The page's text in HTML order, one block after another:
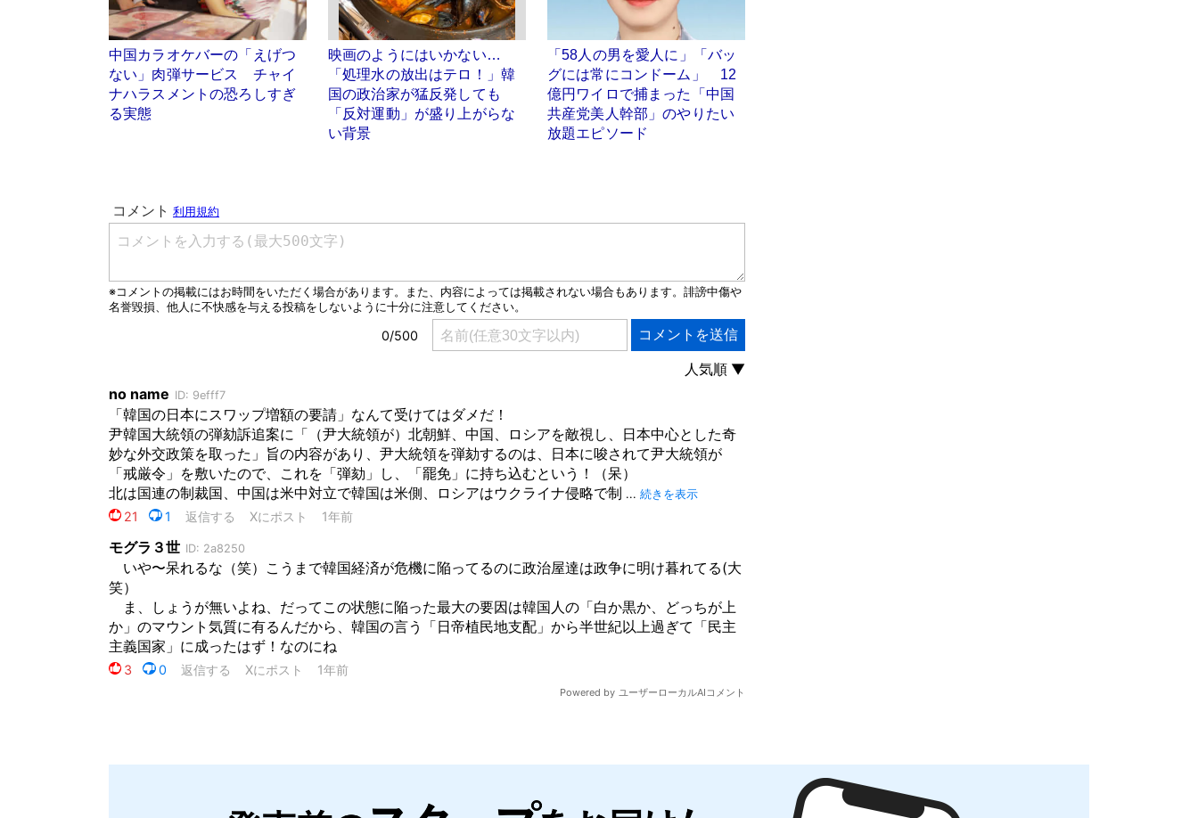
中国カラオケバーの「えげつ
ない」肉弾サービス チャイ
ナハラスメントの恐ろしすぎ
る実態
映画のようにはいかない…
「処理水の放出はテロ！」韓
国の政治家が猛反発しても
「反対運動」が盛り上がらな
い背景
「58人の男を愛人に」「バッ
グには常にコンドーム」 12
億円ワイロで捕まった「中国
共産党美人幹部」のやりたい
放題エピソード